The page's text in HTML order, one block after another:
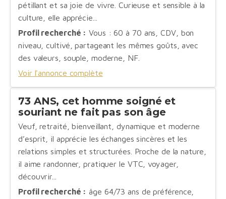
pétillant et sa joie de vivre. Curieuse et sensible à la
culture, elle apprécie...
Profil recherché : Vous : 60 à 70 ans, CDV, bon
niveau, cultivé, partageant les mêmes goûts, avec
des valeurs, souple, moderne, NF.
Voir l'annonce complète
73 ANS, cet homme soigné et
souriant ne fait pas son âge
Veuf, retraité, bienveillant, dynamique et moderne
d’esprit, il apprécie les échanges sincères et les
relations simples et structurées. Proche de la nature,
il aime randonner, pratiquer le VTC, voyager,
découvrir...
Profil recherché : âge 64/73 ans de préférence,